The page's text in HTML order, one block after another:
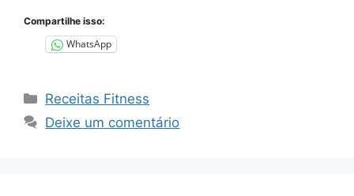
Compartilhe isso:
WhatsApp
Categorias
Receitas Fitness
Deixe um comentário